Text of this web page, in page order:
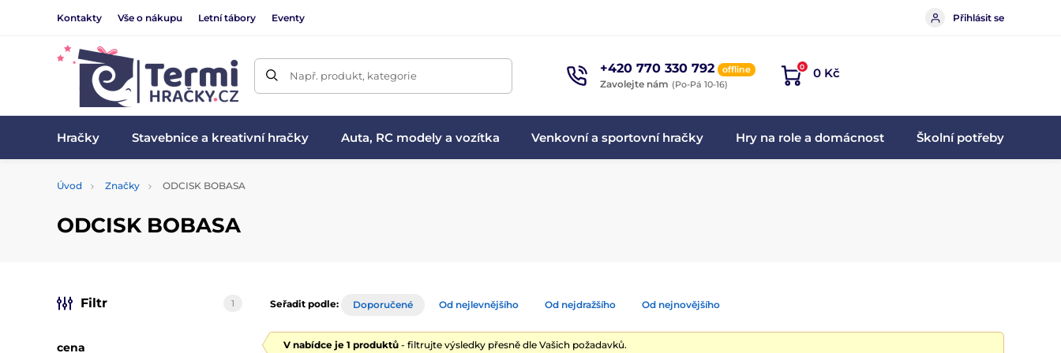
Kontakty Vše o nákupu Letní tábory Eventy Přihlásit se
Např. produkt, kategorie +420 770 330 792 offline
Zavolejte nám (Po-Pá 10-16)
0 0 Kč
Hračky Stavebnice a kreativní hračky Auta, RC modely a vozítka Venkovní a sportovní hračky Hry na role a domácnost Školní potřeby
Úvod Značky ODCISK BOBASA
ODCISK BOBASA
Filtr 1
cena
Seřadit podle: Doporučené Od nejlevnějšího Od nejdražšího Od nejnovějšího
V nabídce je 1 produktů - filtrujte výsledky přesně dle Vašich požadavků.